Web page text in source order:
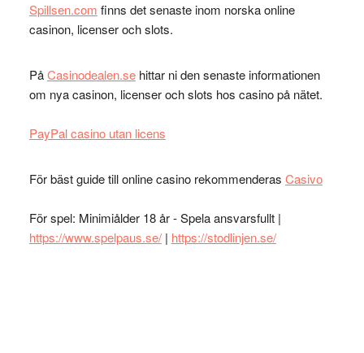
Spillsen.com finns det senaste inom norska online
casinon, licenser och slots.
PåCasinodealen.sehittar ni den senaste informationen
om nya casinon, licenser och slots hos casino på nätet.
PayPal casino utan licens
För bäst guide till online casino rekommenderas Casivo
För spel: Minimiålder 18 år - Spela ansvarsfullt |
https://www.spelpaus.se/| https://stodlinjen.se/